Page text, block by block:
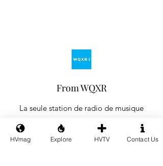
From WQXR
La seule station de radio de musique
classique de New York diffusant de la
musique classique à l'antenne, en ligne et
HVmag Explore HVTV Contact Us